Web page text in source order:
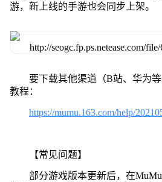
游，新上线的手游也会同步上架。
要下载其他渠道（B站、华为
教程：
https://mumu.163.com/help/
【常见问题】
部分游戏版本更新后，在